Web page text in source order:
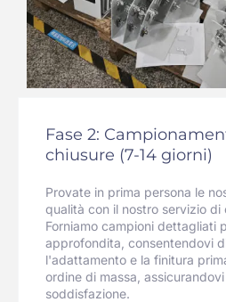
Fase 2:
chiusure (7-14 giorni)
Provate in prima persona le
qualità con il nostro servizio di
Forniamo campioni dettagliati
approfondita, consentendovi
l'adattamento e la finitura
ordine di massa,
soddisfazione.